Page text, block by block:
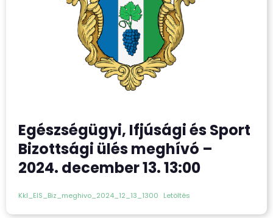
Egészségügyi, Ifjúsági és Sport
Bizottsági ülés meghívó –
2024. december 13. 13:00
Kkl_EIS_Biz_meghivo_2024_12_13_1300 Letöltés